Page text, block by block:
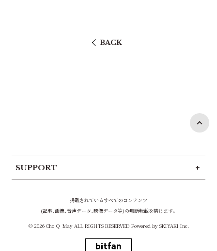
BACK
SUPPORT
掲載されているすべてのコンテンツ
(記事、画像、音声データ、映像データ等)の無断転載を禁じます。
© 2026 Cho_Q_May ALL RIGHTS RESERVED Powered by SKIYAKI Inc.